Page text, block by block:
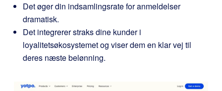
Det øger din indsamlingsrate for anmeldelser
dramatisk.
Det integrerer straks dine kunder i
loyalitetsøkosystemet og viser dem en klar vej til
deres næste belønning.